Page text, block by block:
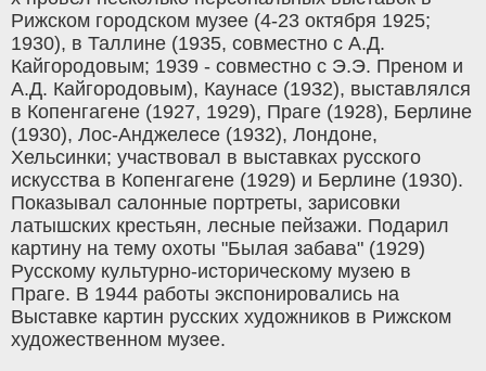
Рижском городском музее (4-23 октября 1925;
1930), в Таллине (1935, совместно с А.Д.
Кайгородовым; 1939 - совместно с Э.Э. Преном и
А.Д. Кайгородовым), Каунасе (1932), выставлялся
в Копенгагене (1927, 1929), Праге (1928), Берлине
(1930), Лос-Анджелесе (1932), Лондоне,
Хельсинки; участвовал в выставках русского
искусства в Копенгагене (1929) и Берлине (1930).
Показывал салонные портреты, зарисовки
латышских крестьян, лесные пейзажи. Подарил
картину на тему охоты "Былая забава" (1929)
Русскому культурно-историческому музею в
Праге. В 1944 работы экспонировались на
Выставке картин русских художников в Рижском
художественном музее.